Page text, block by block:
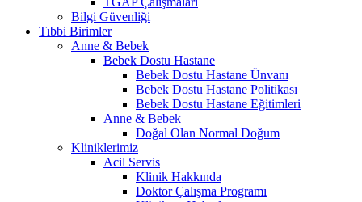
Bilgi Güvenliği
Tıbbi Birimler
Anne & Bebek
Bebek Dostu Hastane
Bebek Dostu Hastane Ünvanı
Bebek Dostu Hastane Politikası
Bebek Dostu Hastane Eğitimleri
Anne & Bebek
Doğal Olan Normal Doğum
Kliniklerimiz
Acil Servis
Klinik Hakkında
Doktor Çalışma Programı